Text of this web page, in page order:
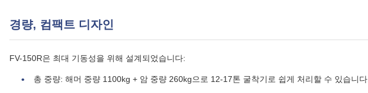
경량, 컴팩트 디자인
FV-150R은 최대 기동성을 위해 설계되었습니다:
총 중량: 해머 중량 1100kg + 암 중량 260kg으로 12-17톤 굴착기로 쉽게 처리할 수 있습니다.